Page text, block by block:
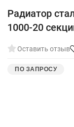
Радиатор
1000-20
Оставить отзыв
ПО ЗАПРОСУ